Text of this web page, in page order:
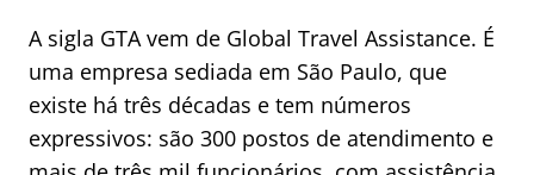
A sigla GTA vem de Global Travel Assistance. É
uma empresa sediada em São Paulo, que
existe há três décadas e tem números
expressivos: são 300 postos de atendimento e